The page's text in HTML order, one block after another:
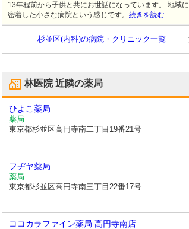
13年程前から子供と共にお世話になっています。 地域に
密着した小さな病院という感じです。 続きを読む
杉並区(内科)の病院・クリニック一覧
林医院近隣の薬局
ひよこ薬局
薬局
東京都杉並区高円寺南二丁目19番21号
フヂヤ薬局
薬局
東京都杉並区高円寺南三丁目22番17号
ココカラファイン薬局 高円寺南店